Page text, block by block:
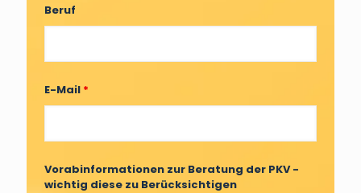
Beruf
E-Mail *
Vorabinformationen zur Beratung der PKV -
wichtig diese zu Berücksichtigen